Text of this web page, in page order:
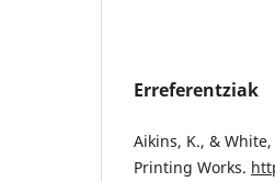
Erreferentziak
Aikins, K., &
Printing Works.